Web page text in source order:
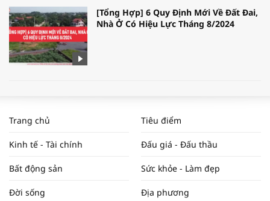
[Tổng Hợp] 6 Quy Định Mới Về Đất Đai,
Nhà Ở Có Hiệu Lực Tháng 8/2024
NAM NĂM 2024 VÀ NĂM 2025 | NHỊP
ĐẬP THỊ TRƯỜNG #62
Tọa đàm “Xúc tiến thương mại: Khơi
Trang chủ Tiêu điểm
Kinh tế - Tài chính Đấu giá - Đấu thầu
Bất động sản Sức khỏe - Làm đẹp
Đời sống Địa phương